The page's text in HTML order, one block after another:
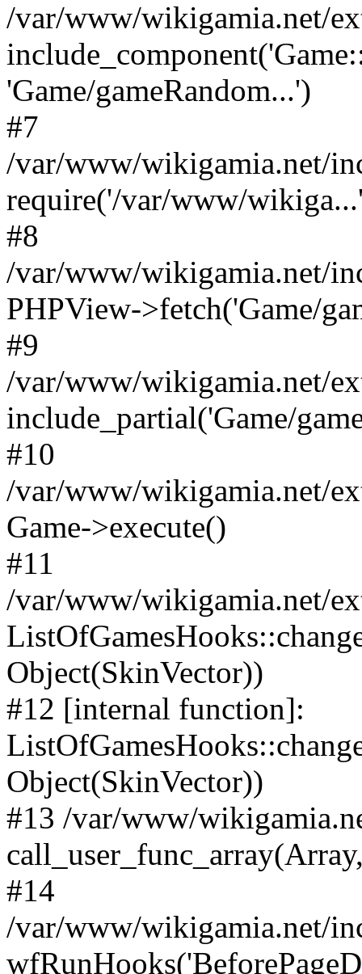
/var/www/wikigamia.net/
'Game/gameRandom...')
#7
/var/www/wikigamia.net/
require('/var/www/
#8
/var/www/wikigamia.net/
PHPView->fetch('Game/
#9
/var/www/wikigamia.net/
include_partial('Game/
#10
/var/www/wikigamia.net/
Game->execute()
#11
/var/www/wikigamia.net/
Object(SkinVector))
#12 [internal function]:
Object(SkinVector))
#13 /var/www/
#14
/var/www/wikigamia.net/